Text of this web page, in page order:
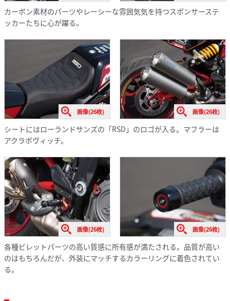
カーボン素材のパーツやレーシーな雰囲気気を持つスポンサーステ
ッカーたちに心が躍る。
画像(26枚) 画像(26枚)
シートにはローランドサンズの「RSD」のロゴが入る。マフラーは
アクラポヴィッチ。
画像(26枚) 画像(26枚)
各種ビレットパーツの高い質感に所有感が満たされる。品質が高い
のはもちろんだが、外装にマッチするカラーリングに着色されてい
る。